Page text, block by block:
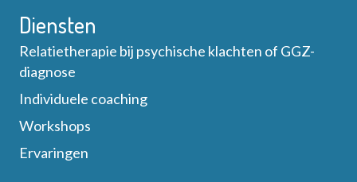
Diensten
Relatietherapie bij psychische klachten of GGZ-
diagnose
Individuele coaching
Workshops
Ervaringen